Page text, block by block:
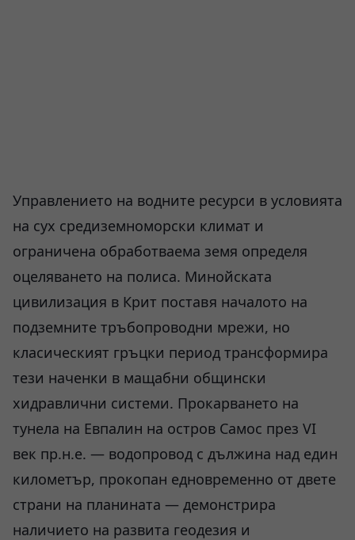
Управлението на водните ресурси в условията
на сух средиземноморски климат и
ограничена обработваема земя определя
оцеляването на полиса. Минойската
цивилизация в Крит поставя началото на
подземните тръбопроводни мрежи, но
класическият гръцки период трансформира
тези наченки в мащабни общински
хидравлични системи. Прокарването на
тунела на Евпалин на остров Самос през VI
век пр.н.е. — водопровод с дължина над един
километър, прокопан едновременно от двете
страни на планината — демонстрира
наличието на развита геодезия и